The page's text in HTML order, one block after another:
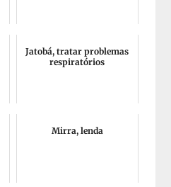
Jatobá, tratar problemas
respiratórios
Mirra, lenda